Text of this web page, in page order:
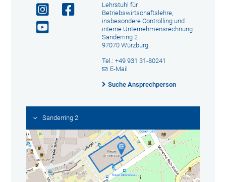
Lehrstuhl für
Betriebswirtschaftslehre,
insbesondere Controlling und
interne Unternehmensrechnung
Sanderring 2
97070 Würzburg
Tel.: +49 931 31-80241
E-Mail
Suche Ansprechperson
Sanderring 2